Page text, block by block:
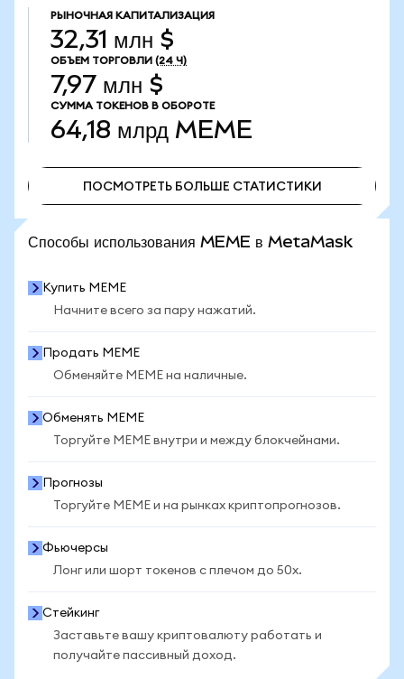
РЫНОЧНАЯ КАПИТАЛИЗАЦИЯ
32,31 млн $
ОБЪЕМ ТОРГОВЛИ (24 Ч)
7,97 млн $
СУММА ТОКЕНОВ В ОБОРОТЕ
64,18 млрд MEME
ПОСМОТРЕТЬ БОЛЬШЕ СТАТИСТИКИ
Способы использования MEME в MetaMask
Купить MEME
Начните всего за пару нажатий.
Продать MEME
Обменяйте MEME на наличные.
Обменять MEME
Торгуйте MEME внутри и между блокчейнами.
Прогнозы
Торгуйте MEME и на рынках криптопрогнозов.
Фьючерсы
Лонг или шорт токенов с плечом до 50x.
Стейкинг
Заставьте вашу криптовалюту работать и
получайте пассивный доход.